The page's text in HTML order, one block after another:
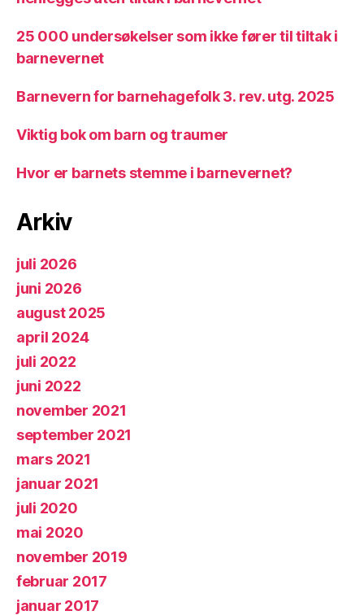
25 000 undersøkelser som ikke fører til tiltak i
barnevernet
Barnevern for barnehagefolk 3. rev. utg. 2025
Viktig bok om barn og traumer
Hvor er barnets stemme i barnevernet?
Arkiv
juli 2026
juni 2026
august 2025
april 2024
juli 2022
juni 2022
november 2021
september 2021
mars 2021
januar 2021
juli 2020
mai 2020
november 2019
februar 2017
januar 2017